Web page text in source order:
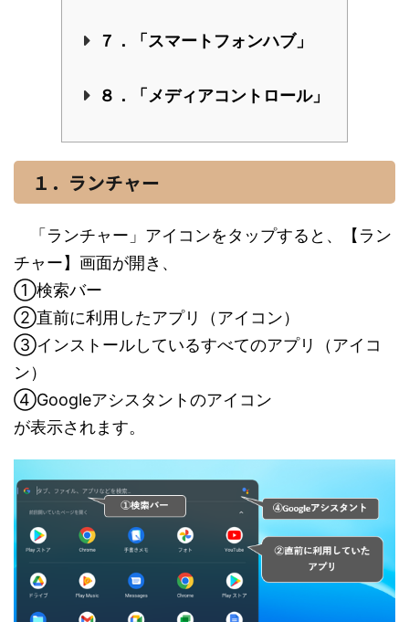
７．「スマートフォンハブ」
８．「メディアコントロール」
１．ランチャー
「ランチャー」アイコンをタップすると、【ラン
チャー】画面が開き、
①検索バー
②直前に利用したアプリ（アイコン）
③インストールしているすべてのアプリ（アイコ
ン）
④Googleアシスタントのアイコン
が表示されます。